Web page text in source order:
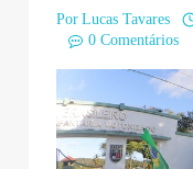
Por Lucas Tavares
0 Comentários